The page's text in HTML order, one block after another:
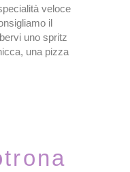
veloce
il
uno spritz
una pizza